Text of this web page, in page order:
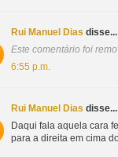
Rui Manuel Dias disse...
Este comentário foi
6:55 p.m.
Rui Manuel Dias disse...
Daqui fala aquela cara
para a direita em cima